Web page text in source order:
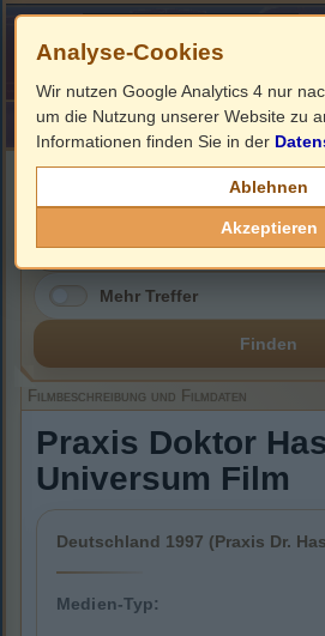
HOME ImpressumLinks
Filmbeschreibung, Cover &
Mehr Treffer
Finden
Filmbeschreibung und Filmdaten
Praxis Doktor
Universum Film
Deutschland 1997 (Praxis Dr.
Medien-Typ:
Analyse-Cookies
Wir nutzen Google Analytics 4 nur
um die Nutzung unserer Website zu
Informationen finden Sie in der
Ablehnen
Akzeptieren